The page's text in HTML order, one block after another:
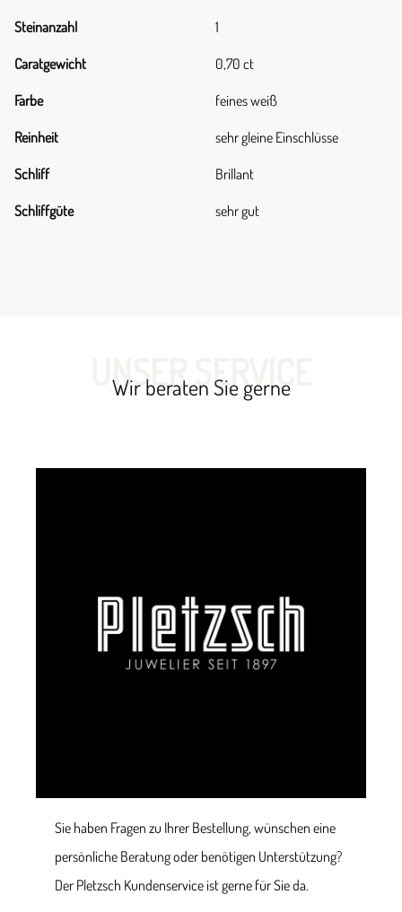
Steinanzahl 1
Caratgewicht 0,70 ct
Farbe feines weiß
Reinheit sehr gleine Einschlüsse
Schliff Brillant
Schliffgüte sehr gut
UNSER SERVICE
Wir beraten Sie gerne
Sie haben Fragen zu Ihrer Bestellung, wünschen eine
persönliche Beratung oder benötigen Unterstützung?
Der Pletzsch Kundenservice ist gerne für Sie da.